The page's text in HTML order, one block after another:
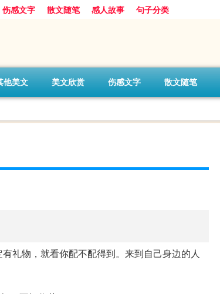
伤感文字 散文随笔 感人故事 句子分类
他美文 美文欣赏 伤感文字 散文随笔
礼物，就看你配不配得到。来到自己身边的人